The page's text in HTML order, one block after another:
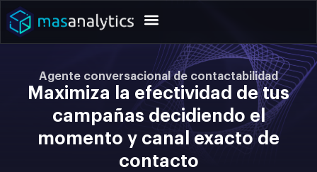
Agente conversacional de contactabilidad
Maximiza la efectividad de tus
campañas decidiendo el
momento y canal exacto de
contacto